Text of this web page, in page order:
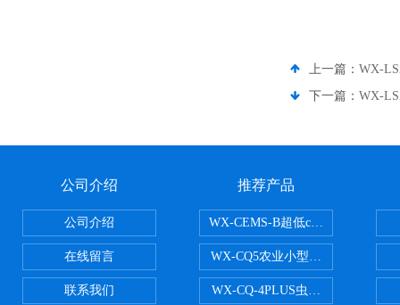
上一篇： WX-
下一篇： WX-
公司介绍
公司介绍
在线留言
联系我们
推荐产品
WX-CEMS-B超低cems烟气监测系
WX-CQ5农业小型气象站
WX-CQ-4PLUS虫情测报灯